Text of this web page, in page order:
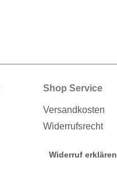
Shop Service
Versandkosten
Widerrufsrecht
Widerruf erklären